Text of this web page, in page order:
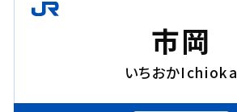
市岡
いちおかIchioka